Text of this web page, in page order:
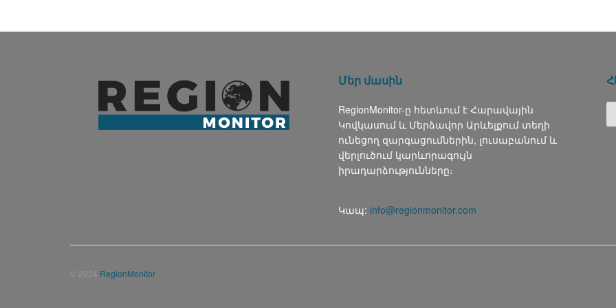
Մեր մասին
RegionMonitor-ը հետևում է Հարավային
Կովկասում և Մերձավոր Արևելքում տեղի
ունեցող զարգացումներին, լուսաբանում և
վերլուծում կարևորագույն
իրադարձությունները։
Կապ: info@regionmonitor.com
© 2024 RegionMonitor